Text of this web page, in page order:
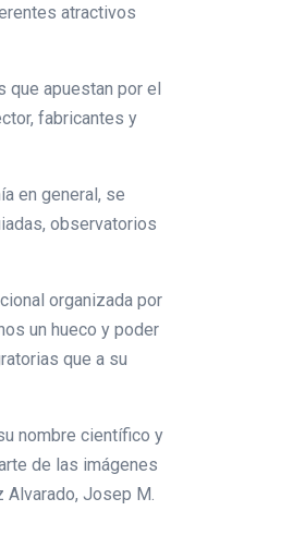
atractivos
que apuestan por el
fabricantes y
en general, se
observatorios
organizada por
un hueco y poder
que a su
nombre científico y
de las imágenes
Alvarado, Josep M.